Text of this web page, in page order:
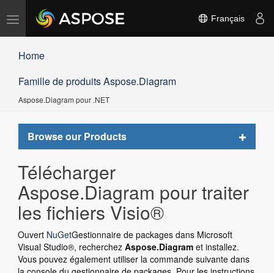
Basculer
Français
Home
Famille de produits Aspose.Diagram
Aspose.Diagram pour .NET
Browse our Products
Toggle
Télécharger
Aspose.Diagram pour traiter
les fichiers Visio®
Ouvert NuGetGestionnaire de packages dans Microsoft
Visual Studio®, recherchez Aspose.Diagram et installez.
Vous pouvez également utiliser la commande suivante dans